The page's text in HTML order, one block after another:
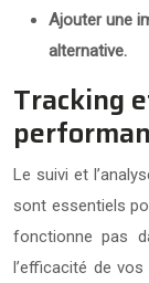
Ajouter une
alternative.
Tracking
Le suivi et
sont essentiels
fonctionne pas
l’efficacité de